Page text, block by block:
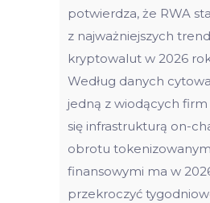
potwierdza, że RWA
z najważniejszych
kryptowalut w 2026
Według danych
jedną z wiodących
się infrastrukturą on-
obrotu
finansowymi ma w
przekroczyć